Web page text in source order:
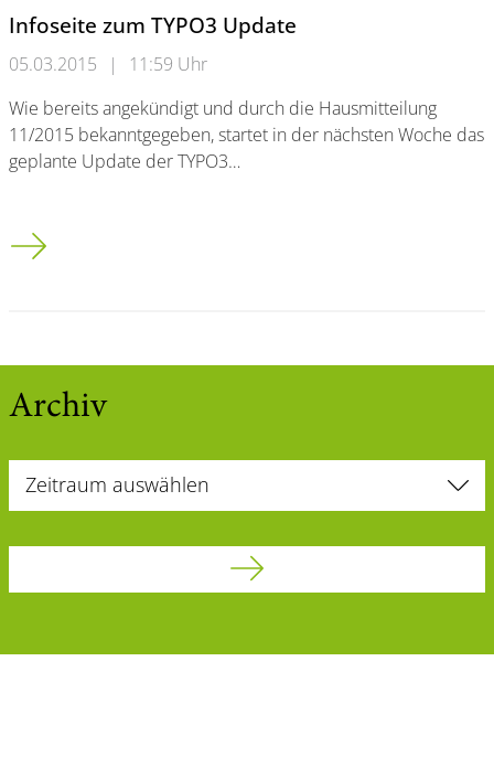
Infoseite zum TYPO3 Update
05.03.2015 |
11:59 Uhr
Wie bereits angekündigt und durch die Hausmitteilung
11/2015 bekanntgegeben, startet in der nächsten Woche das
geplante Update der TYPO3…
Infoseite zum TYPO3 Update
Archiv